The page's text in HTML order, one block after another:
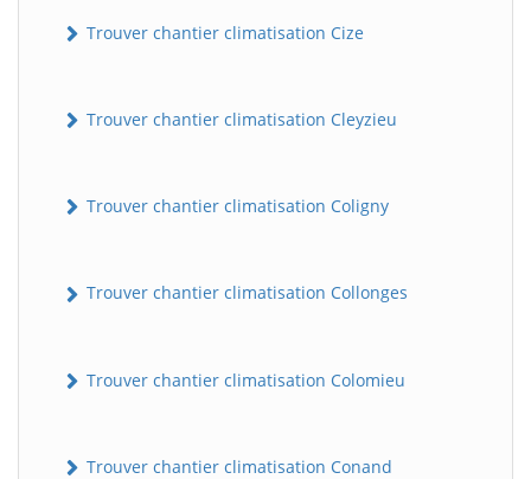
Trouver chantier climatisation Cize
Trouver chantier climatisation Cleyzieu
Trouver chantier climatisation Coligny
Trouver chantier climatisation Collonges
Trouver chantier climatisation Colomieu
Trouver chantier climatisation Conand